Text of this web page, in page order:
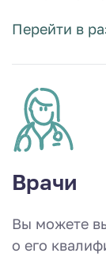
Перейти в
Врачи
Вы можете
о его